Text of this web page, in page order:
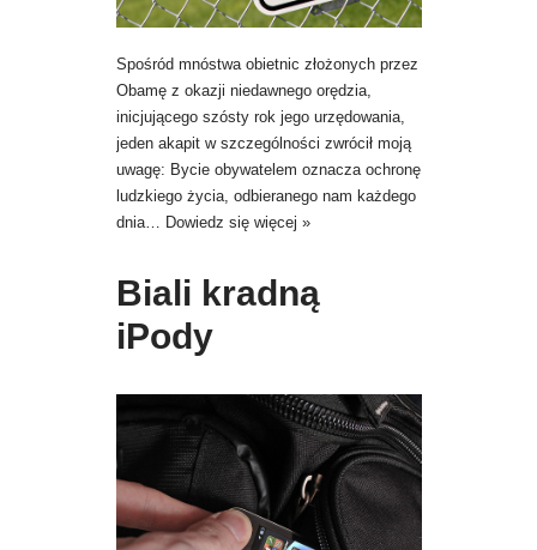
Spośród mnóstwa obietnic złożonych przez
Obamę z okazji niedawnego orędzia,
inicjującego szósty rok jego urzędowania,
jeden akapit w szczególności zwrócił moją
uwagę: Bycie obywatelem oznacza ochronę
ludzkiego życia, odbieranego nam każdego
dnia…
Dowiedz się więcej »
Biali kradną
iPody